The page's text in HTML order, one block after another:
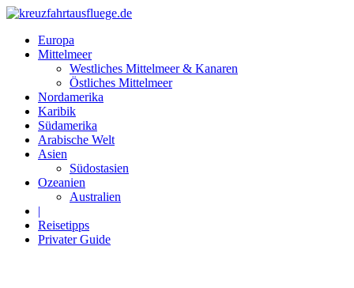
Europa
Mittelmeer
Westliches Mittelmeer & Kanaren
Östliches Mittelmeer
Nordamerika
Karibik
Südamerika
Arabische Welt
Asien
Südostasien
Ozeanien
Australien
|
Reisetipps
Privater Guide